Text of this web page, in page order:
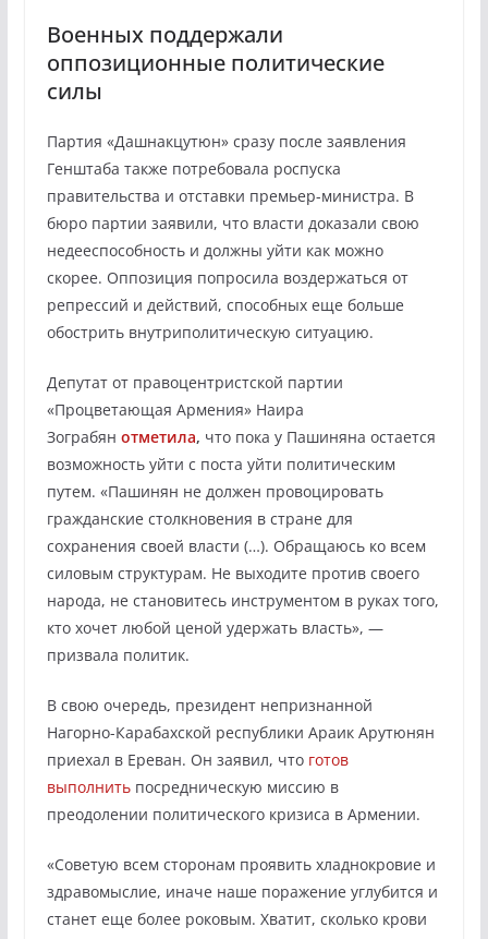
Военных поддержали
оппозиционные политические
силы
Партия «Дашнакцутюн» сразу после заявления
Генштаба также потребовала роспуска
правительства и отставки премьер-министра. В
бюро партии заявили, что власти доказали свою
недееспособность и должны уйти как можно
скорее. Оппозиция попросила воздержаться от
репрессий и действий, способных еще больше
обострить внутриполитическую ситуацию.
Депутат от правоцентристской партии
«Процветающая Армения» Наира
Зограбян отметила, что пока у Пашиняна остается
возможность уйти с поста уйти политическим
путем. «Пашинян не должен провоцировать
гражданские столкновения в стране для
сохранения своей власти (…). Обращаюсь ко всем
силовым структурам. Не выходите против своего
народа, не становитесь инструментом в руках того,
кто хочет любой ценой удержать власть», —
призвала политик.
В свою очередь, президент непризнанной
Нагорно-Карабахской республики Араик Арутюнян
приехал в Ереван. Он заявил, что готов
выполнитьпосредническую миссию в
преодолении политического кризиса в Армении.
«Советую всем сторонам проявить хладнокровие и
здравомыслие, иначе наше поражение углубится и
станет еще более роковым. Хватит, сколько крови